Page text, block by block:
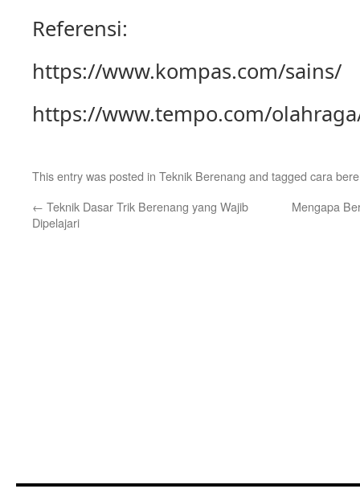
Referensi:
https://www.kompas.com/sains/
https://www.tempo.com/
This entry was posted in Teknik Berenang and tagged cara
← Teknik Dasar Trik Berenang yang Wajib
Dipelajari
Mengapa